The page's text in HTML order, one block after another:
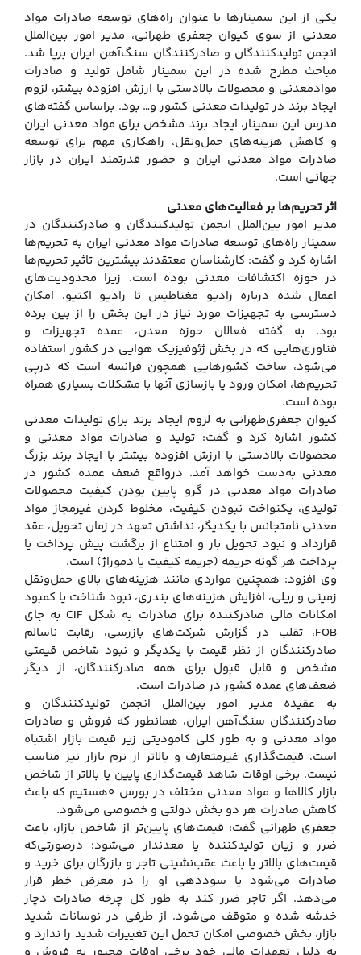
یکی از این سمینارها با عنوان راه‌های توسعه صادرات مواد
معدنی از سوی کیوان جعفری طهرانی، مدیر امور بین‌الملل
انجمن تولیدکنندگان و صادرکنندگان سنگ‌آهن ایران برپا شد.
مباحث مطرح شده در این سمینار شامل تولید و صادرات
موادمعدنی و محصولات بالادستی با ارزش افزوده بیشتر، لزوم
ایجاد برند در تولیدات معدنی کشور و… بود. براساس گفته‌های
مدرس این سمینار، ایجاد برند مشخص برای مواد معدنی ایران
و کاهش هزینه‌های حمل‌ونقل، راهکاری مهم برای توسعه
صادرات مواد معدنی ایران و حضور قدرتمند ایران در بازار
جهانی است.
اثر تحریم‌ها بر فعالیت‌های معدنی
مدیر امور بین‌الملل انجمن تولیدکنندگان و صادرکنندگان در
سمینار راه‌های توسعه صادرات مواد معدنی ایران به تحریم‌ها
اشاره کرد و گفت: کارشناسان معتقدند بیشترین تاثیر تحریم‌ها
در حوزه اکتشافات معدنی بوده است. زیرا محدودیت‌های
اعمال شده درباره رادیو مغناطیس تا رادیو اکتیو، امکان
دسترسی به تجهیزات مورد نیاز در این بخش را از بین برده
بود. به گفته فعالان حوزه معدن، عمده تجهیزات و
فناوری‌هایی که در بخش ژئوفیزیک هوایی در کشور استفاده
می‌شود، ساخت کشورهایی همچون فرانسه است که درپی
تحریم‌ها، امکان ورود یا بازسازی آنها با مشکلات بسیاری همراه
بوده است.
کیوان جعفری‌طهرانی به لزوم ایجاد برند برای تولیدات معدنی
کشور اشاره کرد و گفت: تولید و صادرات مواد معدنی و
محصولات بالادستی با ارزش افزوده بیشتر با ایجاد برند بزرگ
معدنی به‌دست خواهد آمد. درواقع ضعف عمده کشور در
صادرات مواد معدنی در گرو پایین بودن کیفیت محصولات
تولیدی، یکنواخت نبودن کیفیت، مخلوط کردن غیرمجاز مواد
معدنی نامتجانس با یکدیگر، نداشتن تعهد در زمان تحویل، عقد
قرارداد و نبود تحویل بار و امتناع از برگشت پیش پرداخت یا
پرداخت هر گونه جریمه (جریمه کیفیت یا دموراژ) است.
وی افزود: همچنین مواردی مانند هزینه‌های بالای حمل‌ونقل
زمینی و ریلی، افزایش هزینه‌های بندری، نبود شناخت یا کمبود
امکانات مالی صادرکننده برای صادرات به شکل CIF به جای
FOB، تقلب در گزارش شرکت‌های بازرسی، رقابت ناسالم
صادرکنندگان از نظر قیمت با یکدیگر و نبود شاخص قیمتی
مشخص و قابل قبول برای همه صادرکنندگان، از دیگر
ضعف‌های عمده کشور در صادرات است.
به عقیده مدیر امور بین‌الملل انجمن تولیدکنندگان و
صادرکنندگان سنگ‌آهن ایران، همانطور که فروش و صادرات
مواد معدنی و به طور کلی کامودیتی زیر قیمت بازار اشتباه
است، قیمت‌گذاری غیرمتعارف و بالاتر از نرم بازار نیز مناسب
نیست. برخی اوقات شاهد قیمت‌گذاری پایین یا بالاتر از شاخص
بازار کالاها و مواد معدنی مختلف در بورس ۰هستیم که باعث
کاهش صادرات هر دو بخش دولتی و خصوصی می‌شود.
جعفری طهرانی گفت: قیمت‌های پایین‌تر از شاخص بازار، باعث
ضرر و زیان تولیدکننده یا معدندار می‌شود؛ درصورتی‌که
قیمت‌های بالاتر یا باعث عقب‌نشینی تاجر و بازرگان برای خرید و
صادرات می‌شود یا سوددهی او را در معرض خطر قرار
می‌دهد. اگر تاجر ضرر کند به طور کل چرخه صادرات دچار
خدشه شده و متوقف می‌شود. از طرفی در نوسانات شدید
بازار، بخش خصوصی امکان تحمل این تغییرات شدید را ندارد و